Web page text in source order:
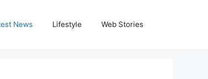
News Lifestyle Web Stories